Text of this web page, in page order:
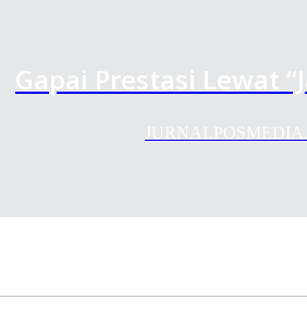
Gapai Prestasi Lewat